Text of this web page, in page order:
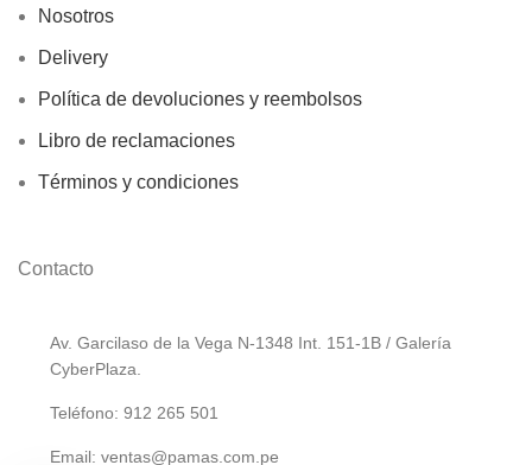
Nosotros
Delivery
Política de devoluciones y reembolsos
Libro de reclamaciones
Términos y condiciones
Contacto
Av. Garcilaso de la Vega N-1348 Int. 151-1B / Galería
CyberPlaza.
Teléfono: 912 265 501
Email: ventas@pamas.com.pe